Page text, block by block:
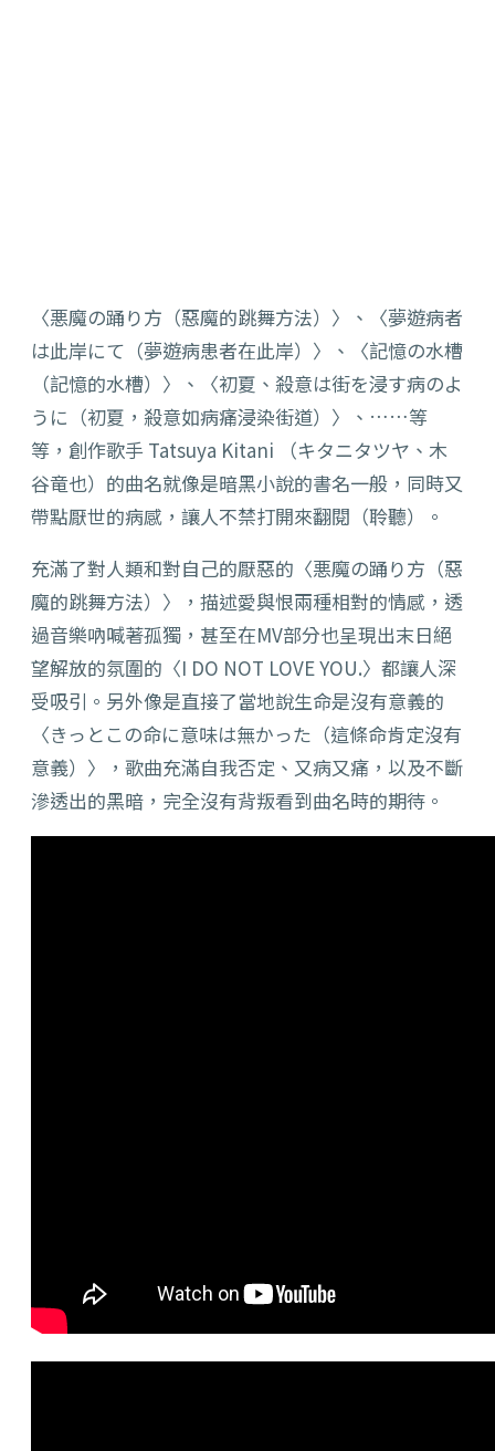
〈悪魔の踊り方（惡魔的跳舞方法）〉、〈夢遊病者
は此岸にて（夢遊病患者在此岸）〉、〈記憶の水槽
（記憶的水槽）〉、〈初夏、殺意は街を浸す病のよ
うに（初夏，殺意如病痛浸染街道）〉、……等
等，創作歌手 Tatsuya Kitani （キタニタツヤ、木
谷竜也）的曲名就像是暗黑小說的書名一般，同時又
帶點厭世的病感，讓人不禁打開來翻閱（聆聽）。
充滿了對人類和對自己的厭惡的〈悪魔の踊り方（惡
魔的跳舞方法）〉，描述愛與恨兩種相對的情感，透
過音樂吶喊著孤獨，甚至在MV部分也呈現出末日絕
望解放的氛圍的〈I DO NOT LOVE YOU.〉都讓人深
受吸引。另外像是直接了當地說生命是沒有意義的
〈きっとこの命に意味は無かった（這條命肯定沒有
意義）〉，歌曲充滿自我否定、又病又痛，以及不斷
滲透出的黑暗，完全沒有背叛看到曲名時的期待。